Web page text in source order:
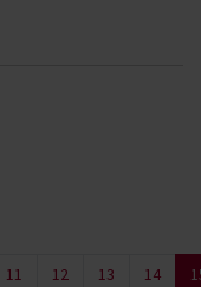
11 12 13 14